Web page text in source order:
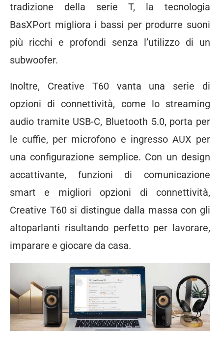
tradizione della serie T, la tecnologia
BasXPort migliora i bassi per produrre suoni
più ricchi e profondi senza l’utilizzo di un
subwoofer.
Inoltre, Creative T60 vanta una serie di
opzioni di connettività, come lo streaming
audio tramite USB-C, Bluetooth 5.0, porta per
le cuffie, per microfono e ingresso AUX per
una configurazione semplice. Con un design
accattivante, funzioni di comunicazione
smart e migliori opzioni di connettività,
Creative T60 si distingue dalla massa con gli
altoparlanti risultando perfetto per lavorare,
imparare e giocare da casa.